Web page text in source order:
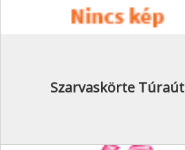
Szarvaskörte Túraút